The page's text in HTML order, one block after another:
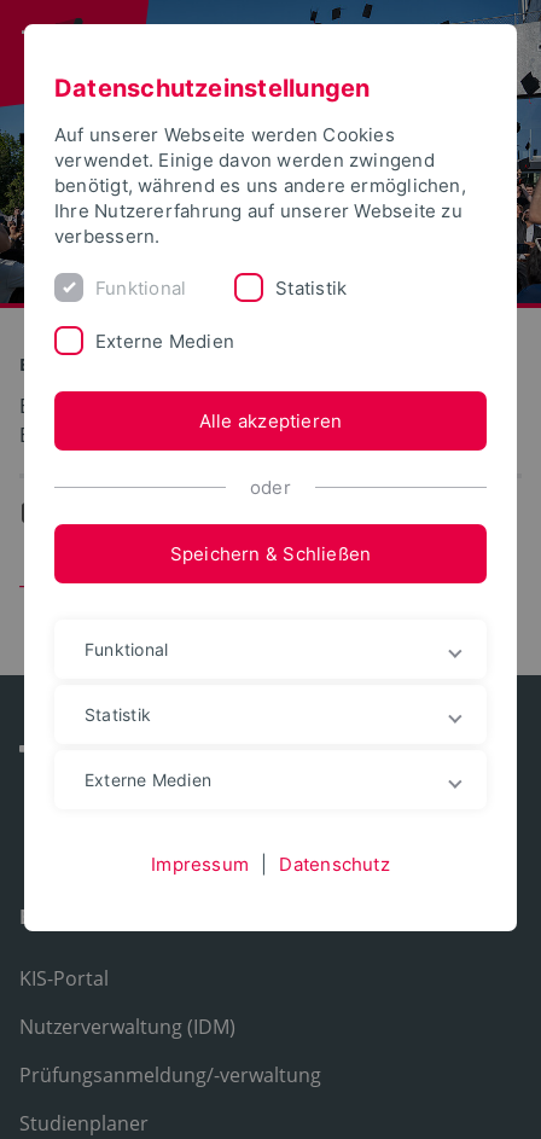
Bauen und Umwelt
Erneuerbare Energien und dezentrale
Energieversorgung
TEAM
E-Services
KIS-Portal
Nutzerverwaltung (IDM)
Prüfungsanmeldung/-verwaltung
Studienplaner
Datenschutzeinstellungen
Auf unserer Webseite werden Cookies
verwendet. Einige davon werden zwingend
benötigt, während es uns andere ermöglichen,
Ihre Nutzererfahrung auf unserer Webseite zu
verbessern.
Funktional Statistik
Externe Medien
Alle akzeptieren
oder
Speichern & Schließen
Funktional
Statistik
Externe Medien
Impressum Datenschutz